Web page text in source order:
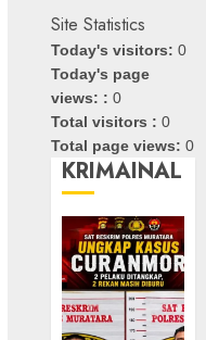
Site Statistics
Today's visitors:0
Today's page
views: :0
Total visitors :0
Total page views:0
KRIMAINAL